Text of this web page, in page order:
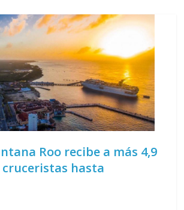
Roo recibe a más 4,9
hasta